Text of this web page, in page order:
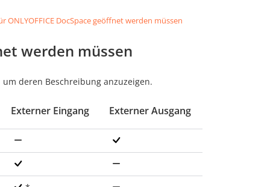
ONLYOFFICE DocSpace geöffnet werden müssen
werden müssen
deren Beschreibung anzuzeigen.
Externer Eingang Externer Ausgang